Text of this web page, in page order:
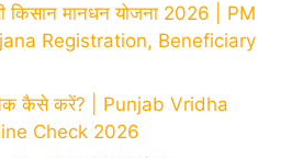
किसान मानधन योजना 2026 | PM
Registration, Beneficiary
चेक कैसे करें? | Punjab Vridha
Check 2026